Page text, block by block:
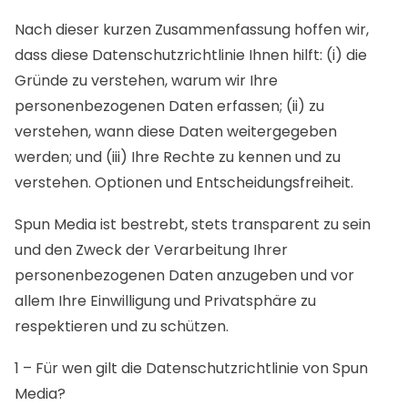
Nach dieser kurzen Zusammenfassung hoffen wir,
dass diese Datenschutzrichtlinie Ihnen hilft: (i) die
Gründe zu verstehen, warum wir Ihre
personenbezogenen Daten erfassen; (ii) zu
verstehen, wann diese Daten weitergegeben
werden; und (iii) Ihre Rechte zu kennen und zu
verstehen. Optionen und Entscheidungsfreiheit.
Spun Media ist bestrebt, stets transparent zu sein
und den Zweck der Verarbeitung Ihrer
personenbezogenen Daten anzugeben und vor
allem Ihre Einwilligung und Privatsphäre zu
respektieren und zu schützen.
1 – Für wen gilt die Datenschutzrichtlinie von Spun
Media?